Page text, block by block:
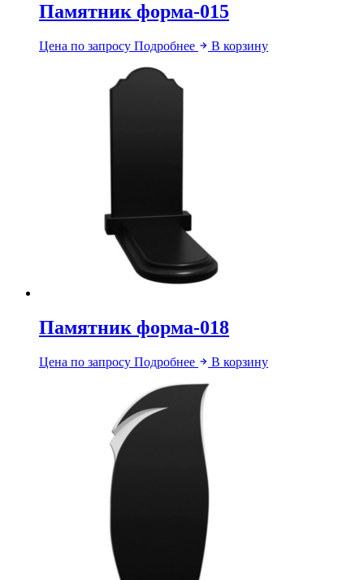
Памятник форма-015
Цена по запросу Подробнее В корзину
Памятник форма-018
Цена по запросу Подробнее В корзину